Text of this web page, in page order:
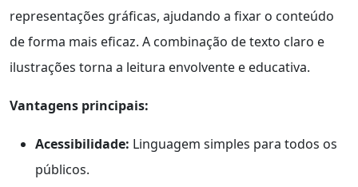
representações gráficas, ajudando a fixar o conteúdo
de forma mais eficaz. A combinação de texto claro e
ilustrações torna a leitura envolvente e educativa.
Vantagens principais:
Acessibilidade: Linguagem simples para todos os
públicos.